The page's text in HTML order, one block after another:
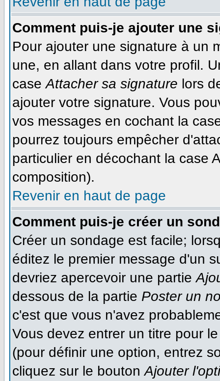
Comment puis-je ajouter une
Pour ajouter une signature à un
une, en allant dans votre profil.
caseAttacher sa signature lors
ajouter votre signature. Vous
vos messages en cochant la
pourrez toujours empêcher
particulier en décochant la case
composition).
Revenir en haut de page
Comment puis-je créer un
Créer un sondage est facile;
éditez le premier message d'un
devriez apercevoir une partie
dessous de la partie Poster un
c'est que vous n'avez
Vous devez entrer un titre pour
(pour définir une option, entrez
cliquez sur le boutonAjouter